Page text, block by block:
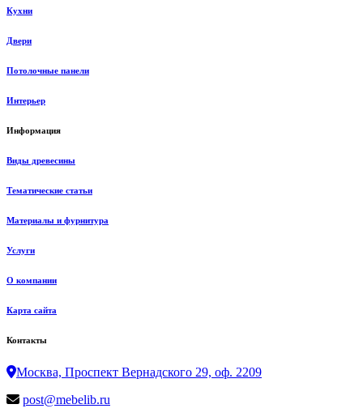
Кухни
Двери
Потолочные панели
Интерьер
Информация
Виды древесины
Тематические статьи
Материалы и фурнитура
Услуги
О компании
Карта сайта
Контакты
Москва, Проспект Вернадского 29, оф. 2209
post@mebelib.ru